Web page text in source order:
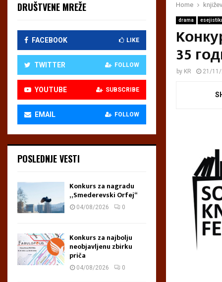
Home
drama
35
by KR 21/
DRUŠTVENE MREŽE
FACEBOOK LIKE
TWITTER FOLLOW
YOUTUBE SUBSCRIBE
EMAIL FOLLOW
POSLEDNJE VESTI
Konkurs za nagradu
„Smederevski Orfej“
04/08/2026 0
Konkurs za najbolju
neobjavljenu zbirku
priča
04/08/2026 0